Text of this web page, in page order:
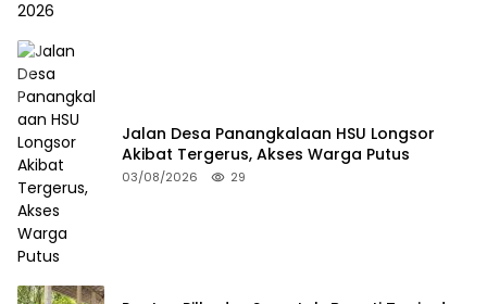
Jalan Desa Panangkalaan HSU Longsor
Akibat Tergerus, Akses Warga Putus
03/08/2026 29